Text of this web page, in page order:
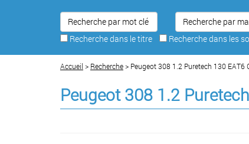
Recherche dans le titre
Recherche dans les
Accueil > Recherche> Peugeot 308 1.2 Puretech 130 EAT6
Peugeot 308 1.2